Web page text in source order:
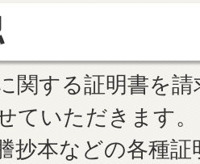
関する証明書を
ていただきます。
抄本などの各種